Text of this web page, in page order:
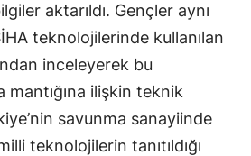
aktarıldı. Gençler aynı
teknolojilerinde kullanılan
inceleyerek bu
mantığına ilişkin teknik
savunma sanayiinde
teknolojilerin tanıtıldığı